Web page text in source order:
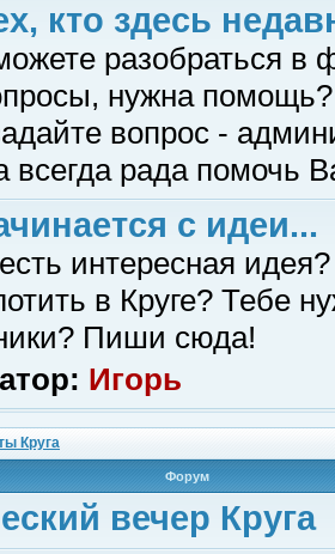
кто здесь
разобраться в
нужна помощь?
вопрос -
всегда рада помочь
с идеи...
интересная
в Круге? Тебе
Пиши сюда!
Игорь
Круга
Форум
вечер Круга